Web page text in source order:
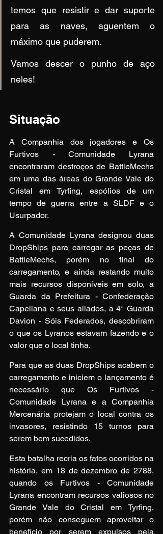
temos que resistir e dar suporte
para as naves, aguentem o
máximo que puderem.
Vamos descer o punho de aço
neles!
Situação
A Companhia dos jogadores e Os
Furtivos - Comunidade Lyrana
encontraram destroços de BattleMechs
em uma das áreas do Grande Vale do
Cristal em Tyrfing, espólios de um
tempo de guerra entre a SLDF e o
Usurpador.
A Comunidade Lyrana designou duas
DropShips para carregar as peças de
BattleMechs, porém no final do
carregamento, e ainda restando muito
mais recursos disponíveis em solo, a
Guarda da Prefeitura - Confederação
Capellana e seus aliados, a 4ª Guarda
Davion - Sóis Federados, descobriram
o que os Lyranos estavam fazendo e o
valor que o local tinha.
Para que as duas DropShips acabem o
carregamento e iniciem o lançamento é
necessário que Os Furtivos -
Comunidade Lyrana e a Companhia
Mercenária protejam o local contra os
invasores, resistindo 15 turnos para
serem bem sucedidos.
Esta batalha recria os fatos ocorridos na
história, em 18 de dezembro de 2788,
quando os Furtivos - Comunidade
Lyrana encontram recursos valiosos no
Grande Vale do Cristal em Tyrfing,
porém não conseguem aproveitar o
benefício por serem expulsos pela